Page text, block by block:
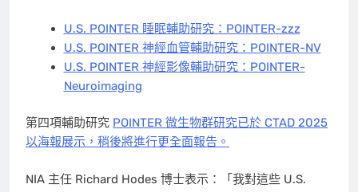
U.S. POINTER 睡眠輔助研究：POINTER-zzz
U.S. POINTER 神經血管輔助研究：POINTER-NV
U.S. POINTER 神經影像輔助研究：POINTER-
Neuroimaging
第四項輔助研究 POINTER 微生物群研究已於 CTAD 2025
以海報展示，稍後將進行更全面報告。
NIA 主任 Richard Hodes 博士表示：「我對這些 U.S.